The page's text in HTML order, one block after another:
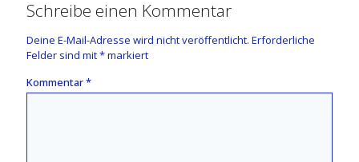
Schreibe einen Kommentar
Deine E-Mail-Adresse wird nicht veröffentlicht. Erforderliche
Felder sind mit*markiert
Kommentar*